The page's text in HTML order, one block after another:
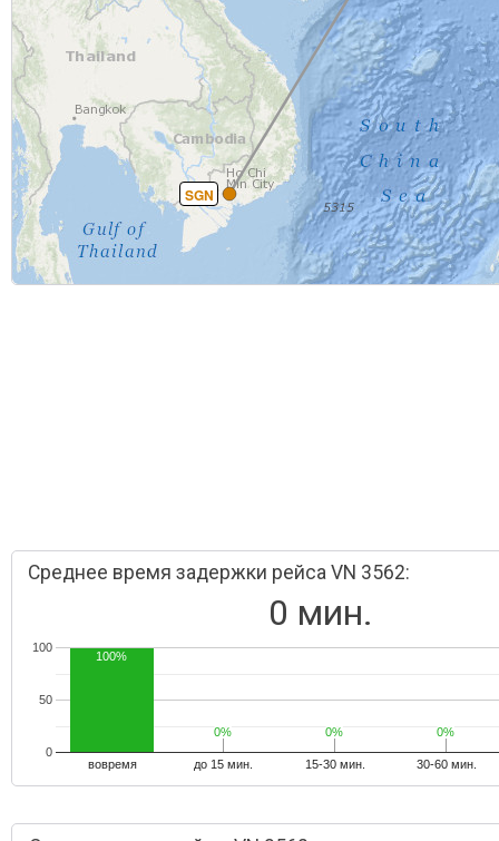
SGN
Среднее время задержки рейса VN 3562:
0 мин.
вовремя до 15 мин. 15-30 мин. 30-60 мин.
0
50
100
100%
0%
0% 0%
0% 0%
0%